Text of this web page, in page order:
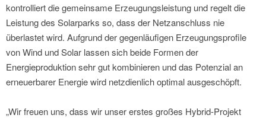
kontrolliert die gemeinsame Erzeugungsleistung und regelt die
Leistung des Solarparks so, dass der Netzanschluss nie
überlastet wird. Aufgrund der gegenläufigen Erzeugungsprofile
von Wind und Solar lassen sich beide Formen der
Energieproduktion sehr gut kombinieren und das Potenzial an
erneuerbarer Energie wird netzdienlich optimal ausgeschöpft.
„Wir freuen uns, dass wir unser erstes großes Hybrid-Projekt